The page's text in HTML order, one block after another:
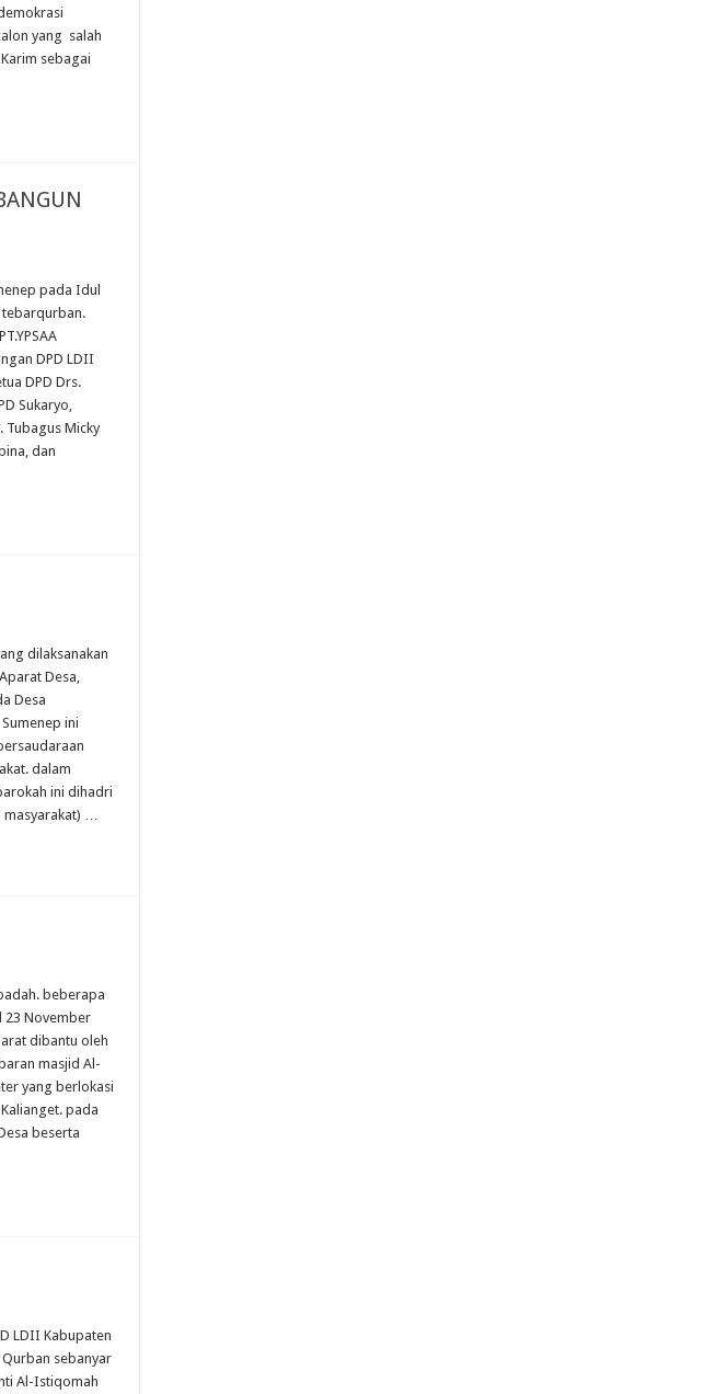
yang salah
sebagai
pada Idul
tebarqurban.
DPD LDII
DPD Drs.
Sukaryo,
Tubagus Micky
dan
dilaksanakan
Desa,
Desa
ini
dalam
ini dihadri
…
beberapa
23 November
dibantu oleh
masjid Al-
yang berlokasi
pada
beserta
LDII Kabupaten
sebanyar
Al-Istiqomah